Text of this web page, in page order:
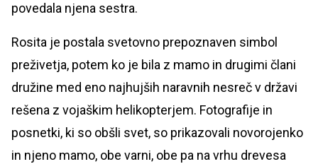
povedala njena sestra.
Rosita je postala svetovno prepoznaven simbol
preživetja, potem ko je bila z mamo in drugimi člani
družine med eno najhujših naravnih nesreč v državi
rešena z vojaškim helikopterjem. Fotografije in
posnetki, ki so obšli svet, so prikazovali novorojenko
in njeno mamo, obe varni, obe pa na vrhu drevesa